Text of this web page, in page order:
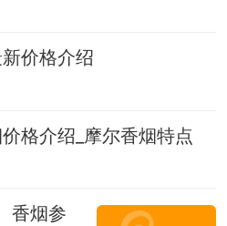
价格介绍
格介绍_摩尔香烟特点
香烟参